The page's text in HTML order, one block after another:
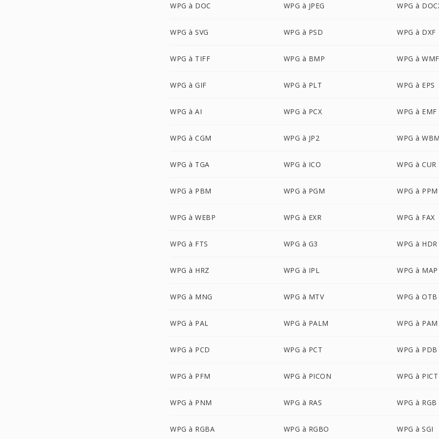
WPG à DOC WPG à JPEG WPG à
WPG à SVG WPG à PSD WPG à DXF
WPG à TIFF WPG à BMP WPG à WMF
WPG à GIF WPG à PLT WPG à EPS
WPG à AI WPG à PCX WPG à EMF
WPG à CGM WPG à JP2 WPG à
WPG à TGA WPG à ICO WPG à CUR
WPG à PBM WPG à PGM WPG à PPM
WPG à WEBP WPG à EXR WPG à FAX
WPG à FTS WPG à G3 WPG à HDR
WPG à HRZ WPG à IPL WPG à MAP
WPG à MNG WPG à MTV WPG à OTB
WPG à PAL WPG à PALM WPG à PAM
WPG à PCD WPG à PCT WPG à PDB
WPG à PFM WPG à PICON WPG à PICT
WPG à PNM WPG à RAS WPG à RGB
WPG à RGBA WPG à RGBO WPG à SGI